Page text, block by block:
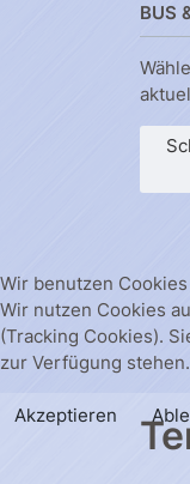
BUS
Wir benutzen Cookies
Wir nutzen Cookies
(Tracking Cookies).
zur Verfügung stehen.
Akzeptieren